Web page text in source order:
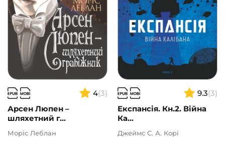
4(3)
Арсен Люпен –
шляхетний г...
Моріс Леблан
9.3(3)
Експансія. Кн.2. Війна
Ка...
Джеймс С. А. Корі